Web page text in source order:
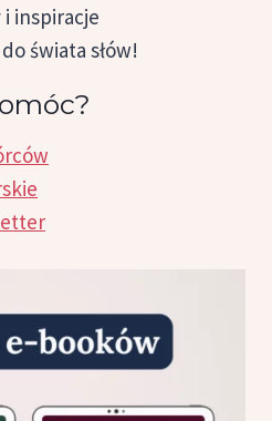
i inspiracje
świata słów!